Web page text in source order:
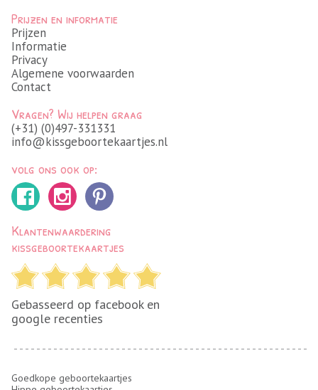
Prijzen en informatie
Prijzen
Informatie
Privacy
Algemene voorwaarden
Contact
Vragen? Wij helpen graag
(+31) (0)497-331331
info@kissgeboortekaartjes.nl
volg ons ook op:
Klantenwaardering
kissgeboortekaartjes
Gebasseerd op facebook en
google recenties
Goedkope geboortekaartjes